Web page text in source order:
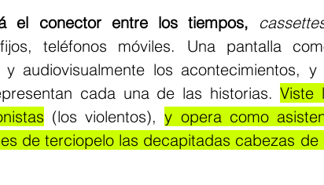
el conector entre los tiempos,
teléfonos móviles. Una pantalla
y audiovisualmente los acontecimientos,
cada una de las historias. Viste
(los violentos), y opera como
de terciopelo las decapitadas cabezas de